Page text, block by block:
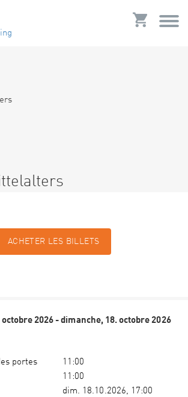
ACHETER LES BILLETS
2026 - dimanche, 18. octobre 2026
portes
11:00
11:00
dim. 18.10.2026, 17:00